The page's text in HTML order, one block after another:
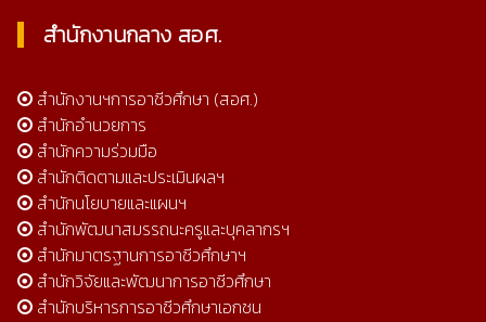
สำนักงานกลาง สอศ.
สำนักงานฯการอาชีวศึกษา (สอศ.)
สำนักอำนวยการ
สำนักความร่วมมือ
สำนักติดตามและประเมินผลฯ
สำนักนโยบายและแผนฯ
สำนักพัฒนาสมรรถนะครูและบุคลากรฯ
สำนักมาตรฐานการอาชีวศึกษาฯ
สำนักวิจัยและพัฒนาการอาชีวศึกษา
สำนักบริหารการอาชีวศึกษาเอกชน